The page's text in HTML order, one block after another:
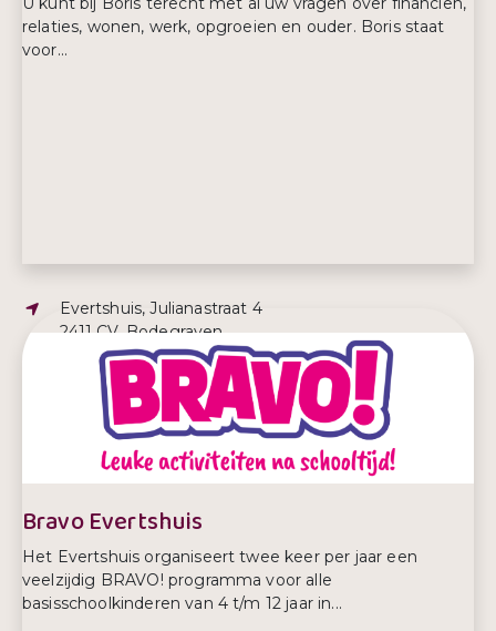
relaties, wonen, werk, opgroeien en ouder. Boris staat
voor...
Adres:
Evertshuis, Julianastraat 4
2411 CV, Bodegraven
E-mailadres:
boris@bodegraven-reeuwijk.nl
Telefoonnummer:
0172- 522 522
Bravo Evertshuis
Het Evertshuis organiseert twee keer per jaar een
veelzijdig BRAVO! programma voor alle
basisschoolkinderen van 4 t/m 12 jaar in...